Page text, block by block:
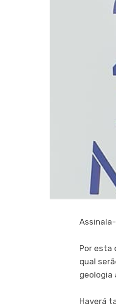
Por esta
qual
geologia
Haverá